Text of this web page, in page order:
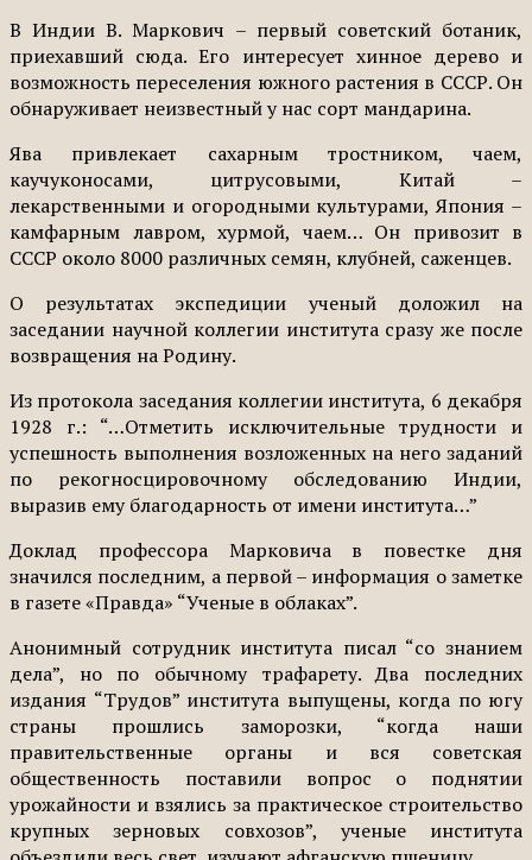
В Индии В. Маркович – первый советский ботаник,
приехавший сюда. Его интересует хинное дерево и
возможность переселения южного растения в СССР. Он
обнаруживает неизвестный у нас сорт мандарина.
Ява привлекает сахарным тростником, чаем,
каучуконосами, цитрусовыми, Китай –
лекарственными и огородными культурами, Япония –
камфарным лавром, хурмой, чаем… Он привозит в
СССР около 8000 различных семян, клубней, саженцев.
О результатах экспедиции ученый доложил на
заседании научной коллегии института сразу же после
возвращения на Родину.
Из протокола заседания коллегии института, 6 декабря
1928 г.: “…Отметить исключительные трудности и
успешность выполнения возложенных на него заданий
по рекогносцировочному обследованию Индии,
выразив ему благодарность от имени института…”
Доклад профессора Марковича в повестке дня
значился последним, а первой – информация о заметке
в газете «Правда» “Ученые в облаках”.
Анонимный сотрудник института писал “со знанием
дела”, но по обычному трафарету. Два последних
издания “Трудов” института выпущены, когда по югу
страны прошлись заморозки, “когда наши
правительственные органы и вся советская
общественность поставили вопрос о поднятии
урожайности и взялись за практическое строительство
крупных зерновых совхозов”, ученые института